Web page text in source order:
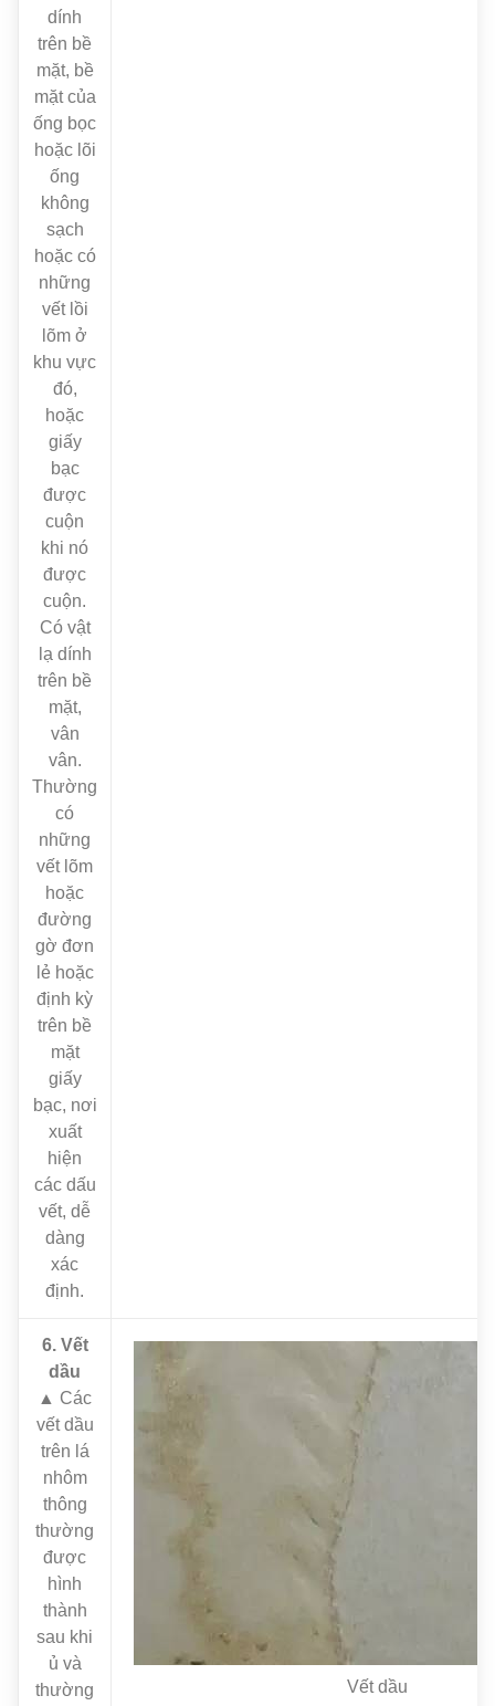
dính
trên bề
mặt, bề
mặt của
ống bọc
hoặc lõi
ống
không
sạch
hoặc có
những
vết lồi
lõm ở
khu vực
đó,
hoặc
giấy
bạc
được
cuộn
khi nó
được
cuộn.
Có vật
lạ dính
trên bề
mặt,
vân
vân.
Thường
có
những
vết lõm
hoặc
đường
gờ đơn
lẻ hoặc
định kỳ
trên bề
mặt
giấy
bạc, nơi
xuất
hiện
các dấu
vết, dễ
dàng
xác
định.
6. Vết
dầu
▲ Các
vết dầu
trên lá
nhôm
thông
thường
được
hình
thành
sau khi
ủ và
thường
Vết dầu